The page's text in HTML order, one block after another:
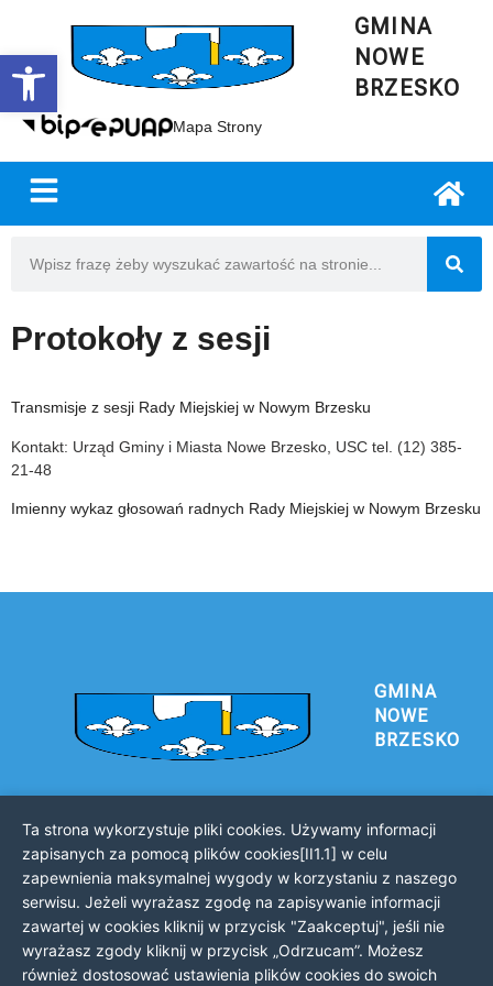
Open toolbar
GMINA
NOWE
BRZESKO
Mapa Strony
Protokoły z sesji
Transmisje z sesji Rady Miejskiej w Nowym Brzesku
Kontakt: Urząd Gminy i Miasta Nowe Brzesko, USC tel. (12) 385-
21-48
Imienny wykaz głosowań radnych Rady Miejskiej w Nowym Brzesku
GMINA
NOWE
BRZESKO
Urząd Gminy i Miasta Nowe Brzesko
32-120 Nowe Brzesko
ul. Krakowska 44
KONTAKT Z URZĘDEM
Telefon: 12 385 20 94
Ta strona wykorzystuje pliki cookies. Używamy informacji
zapisanych za pomocą plików cookies[II1.1] w celu
zapewnienia maksymalnej wygody w korzystaniu z naszego
serwisu. Jeżeli wyrażasz zgodę na zapisywanie informacji
zawartej w cookies kliknij w przycisk "Zaakceptuj", jeśli nie
wyrażasz zgody kliknij w przycisk „Odrzucam”. Możesz
również dostosować ustawienia plików cookies do swoich